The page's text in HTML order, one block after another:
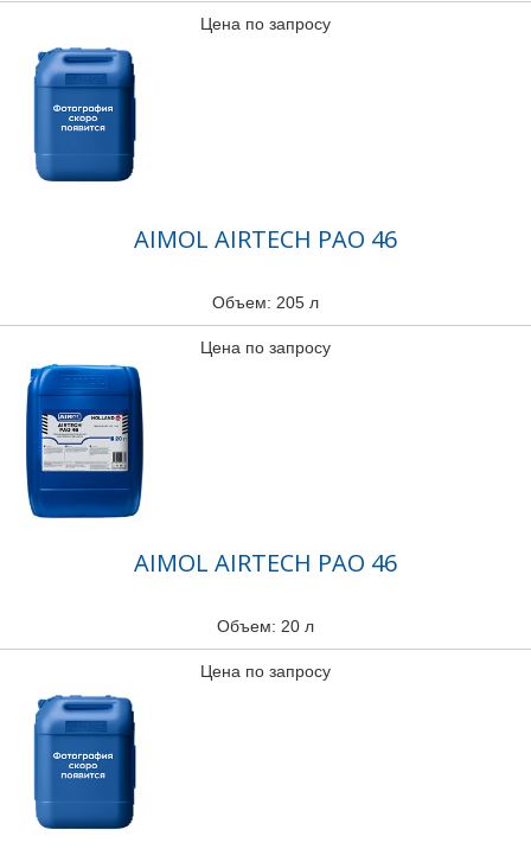
Цена по запросу
AIMOL AIRTECH PAO 46
Объем: 205 л
Цена по запросу
AIMOL AIRTECH PAO 46
Объем: 20 л
Цена по запросу